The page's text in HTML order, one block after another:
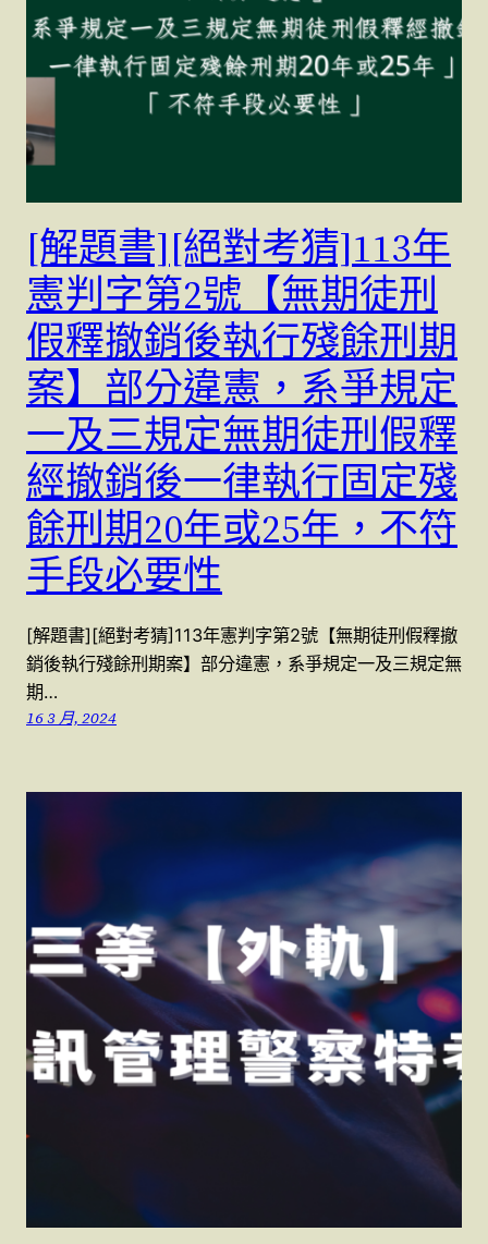
[解題書][絕對考猜]113年
憲判字第2號【無期徒刑
假釋撤銷後執行殘餘刑期
案】部分違憲，系爭規定
一及三規定無期徒刑假釋
經撤銷後一律執行固定殘
餘刑期20年或25年，不符
手段必要性
[解題書][絕對考猜]113年憲判字第2號【無期徒刑假釋撤
銷後執行殘餘刑期案】部分違憲，系爭規定一及三規定無
期…
16 3 月, 2024